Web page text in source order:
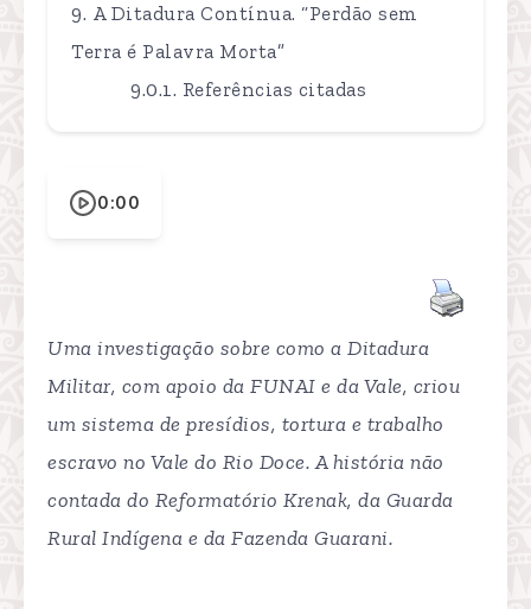
A Ditadura Contínua. “Perdão sem
Terra é Palavra Morta”
Referências citadas
0:00
Uma investigação sobre como a Ditadura
Militar, com apoio da FUNAI e da Vale, criou
um sistema de presídios, tortura e trabalho
escravo no Vale do Rio Doce. A história não
contada do Reformatório Krenak, da Guarda
Rural Indígena e da Fazenda Guarani.